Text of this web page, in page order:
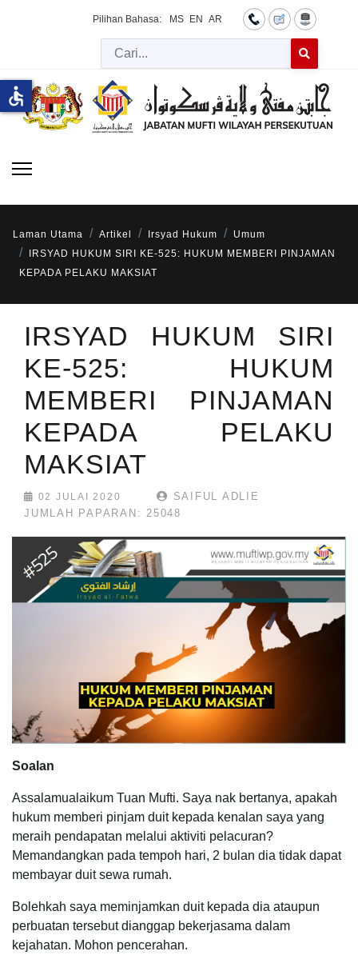
Pilihan Bahasa: MS EN AR
Cari
Laman Utama Artikel Irsyad Hukum
Umum
IRSYAD HUKUM SIRI KE-525: HUKUM MEMBERI PINJAMAN
KEPADA PELAKU MAKSIAT
IRSYAD HUKUM SIRI
KE-525: HUKUM
MEMBERI PINJAMAN
KEPADA PELAKU
MAKSIAT
02 JULAI 2020
SAIFUL ADLIE
JUMLAH PAPARAN: 25048
Soalan
Assalamualaikum Tuan Mufti. Saya nak bertanya, apakah
hukum memberi pinjam duit kepada kenalan saya yang
meraih pendapatan melalui aktiviti pelacuran?
Memandangkan pada tempoh hari, 2 bulan dia tidak dapat
membayar duit sewa rumah.
Bolehkah saya meminjamkan duit kepada dia ataupun
perbuatan tersebut dianggap bekerjasama dalam
kejahatan. Mohon pencerahan.
accessible